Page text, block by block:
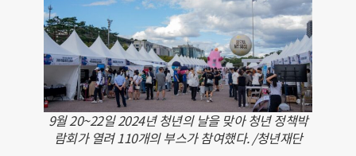
9월 20~22일 2024년 청년의 날을 맞아 청년 정책박
람회가 열려 110개의 부스가 참여했다. /청년재단